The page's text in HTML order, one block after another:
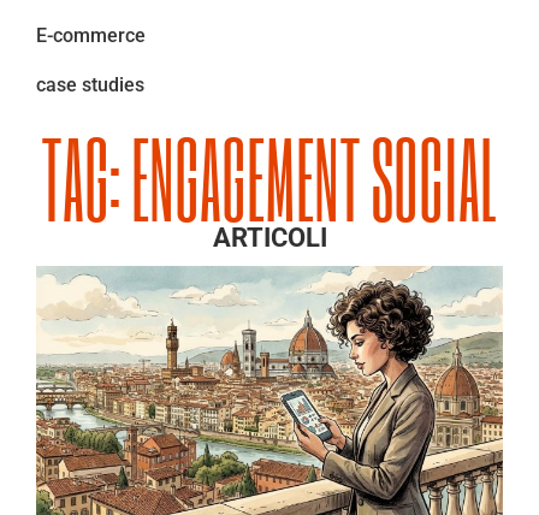
TAG: ENGAGEMENT SOCIAL
ARTICOLI
E-commerce
case studies